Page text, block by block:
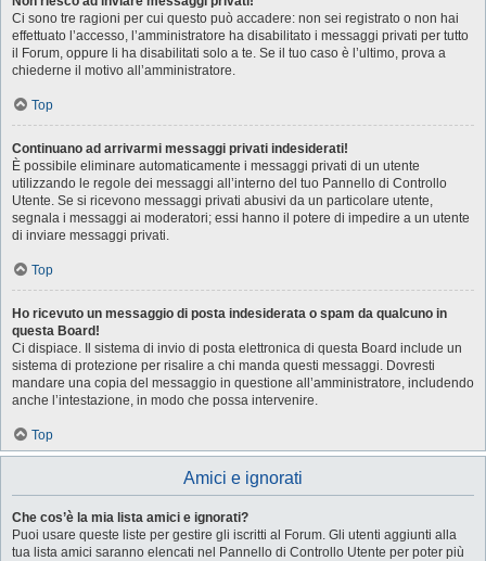
Ci sono tre ragioni per cui questo può accadere: non sei registrato o non hai
effettuato l’accesso, l’amministratore ha disabilitato i messaggi privati per tutto
il Forum, oppure li ha disabilitati solo a te. Se il tuo caso è l’ultimo, prova a
chiederne il motivo all’amministratore.
Top
Continuano ad arrivarmi messaggi privati indesiderati!
È possibile eliminare automaticamente i messaggi privati ​​di un utente
utilizzando le regole dei messaggi all’interno del tuo Pannello di Controllo
Utente. Se si ricevono messaggi privati ​​abusivi da un particolare utente,
segnala i messaggi ai moderatori; essi hanno il potere di impedire a un utente
di inviare messaggi privati​​.
Top
Ho ricevuto un messaggio di posta indesiderata o spam da qualcuno in
questa Board!
Ci dispiace. Il sistema di invio di posta elettronica di questa Board include un
sistema di protezione per risalire a chi manda questi messaggi. Dovresti
mandare una copia del messaggio in questione all’amministratore, includendo
anche l’intestazione, in modo che possa intervenire.
Top
Amici e ignorati
Che cos’è la mia lista amici e ignorati?
Puoi usare queste liste per gestire gli iscritti al Forum. Gli utenti aggiunti alla
tua lista amici saranno elencati nel Pannello di Controllo Utente per poter più